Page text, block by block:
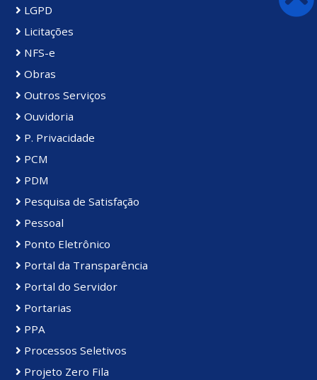
LGPD
Licitações
NFS-e
Obras
Outros Serviços
Ouvidoria
P. Privacidade
PCM
PDM
Pesquisa de Satisfação
Pessoal
Ponto Eletrônico
Portal da Transparência
Portal do Servidor
Portarias
PPA
Processos Seletivos
Projeto Zero Fila